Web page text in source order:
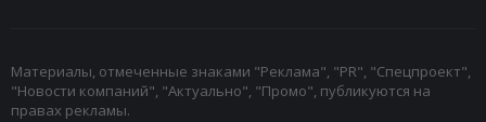
Материалы, отмеченные знаками "Реклама", "PR", "Спецпроект",
"Новости компаний", "Актуально", "Промо", публикуются на
правах рекламы.